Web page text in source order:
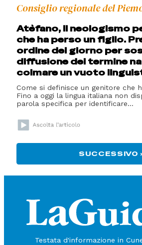
Consiglio regionale del
Atèfano, il neologismo
che ha perso un figlio.
ordine del giorno per
diffusione del termine
colmare un vuoto
Come si definisce un genitore che
Fino a oggi la lingua italiana non
parola specifica per identificare...
SUCCESSIVO
Testata d'informazione in